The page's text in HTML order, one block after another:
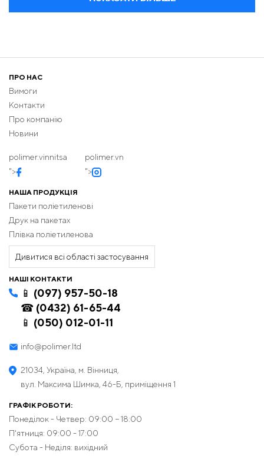
ПРО НАС
Вимоги
Контакти
Про компанію
Новини
polimer.vinnitsa
">
polimer.vn
">
НАША ПРОДУКЦІЯ
Пакети поліетиленові
Друк на пакетах
Плівка поліетиленова
Дивитися всі області застосування
НАШІ КОНТАКТИ
📱 (097) 957-50-18
☎ (0432) 61-65-44
📱 (050) 012-01-11
info@polimer.ltd
21034, Україна, м. Вінниця,
вул. Максима Шимка, 46-Б, приміщення 1
ГРАФІК РОБОТИ:
Понеділок - Четвер: 09:00 − 18:00
П'ятниця: 09:00 - 17:00
Субота - Неділя: вихідний